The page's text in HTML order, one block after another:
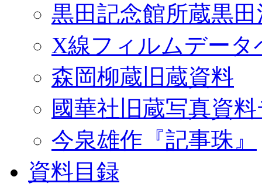
黒田記念館所蔵黒
X線フィルムデータ
森岡柳蔵旧蔵資料
國華社旧蔵写真資
今泉雄作『記事珠』
資料目録